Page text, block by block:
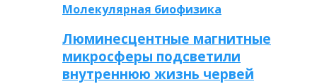
Молекулярная биофизика
Люминесцентные магнитные
микросферы подсветили
внутреннюю жизнь червей